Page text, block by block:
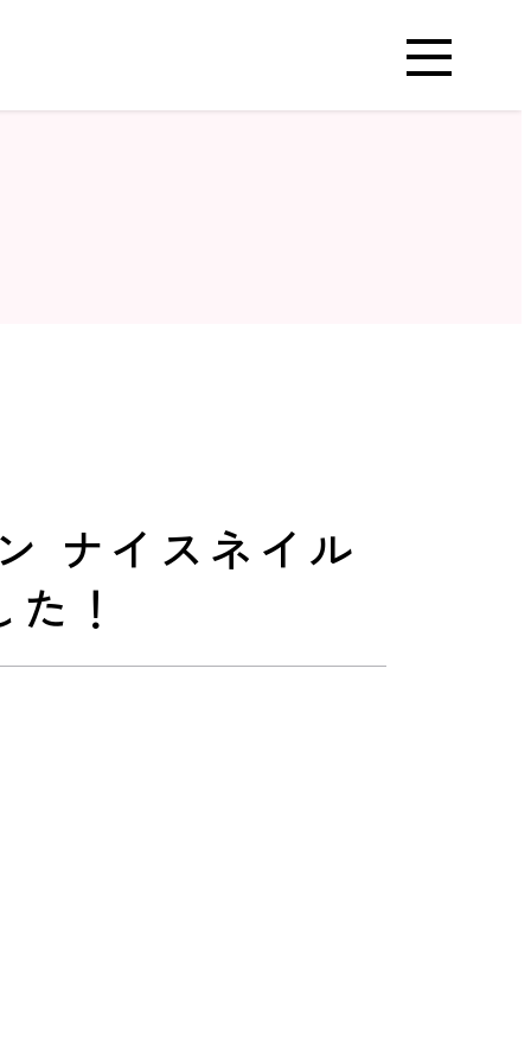
ナイスネイル
！